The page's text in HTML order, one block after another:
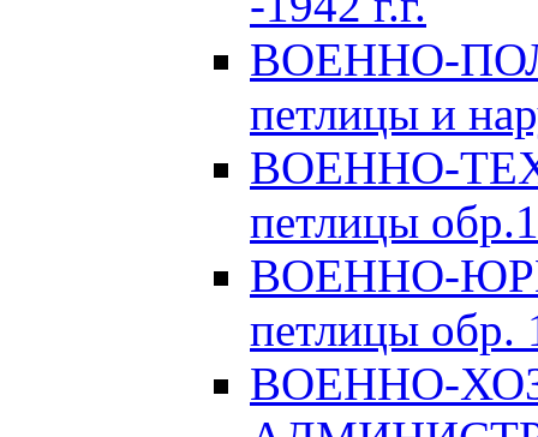
ВОЕННО-
петлицы и
ВОЕННО-
петлицы
ВОЕННО-
петлицы обр.
ВОЕННО-